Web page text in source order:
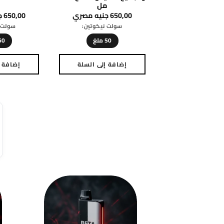
مل
650,00جنيه مصري
سولت نيكوتين:
50 ملغ
إضافة إلى السلة
على
صفحة
المنتج
650,00
سولت
50